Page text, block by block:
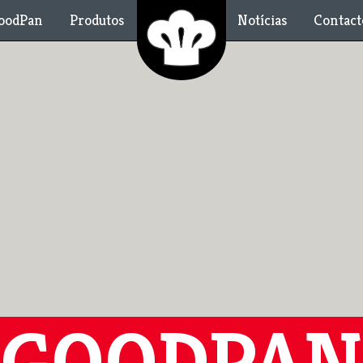
Produtos Notícias